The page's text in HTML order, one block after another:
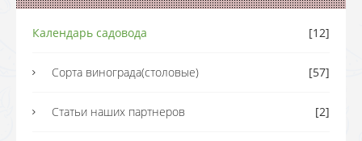
Календарь садовода [12]
Сорта винограда(столовые) [57]
Статьи наших партнеров [2]